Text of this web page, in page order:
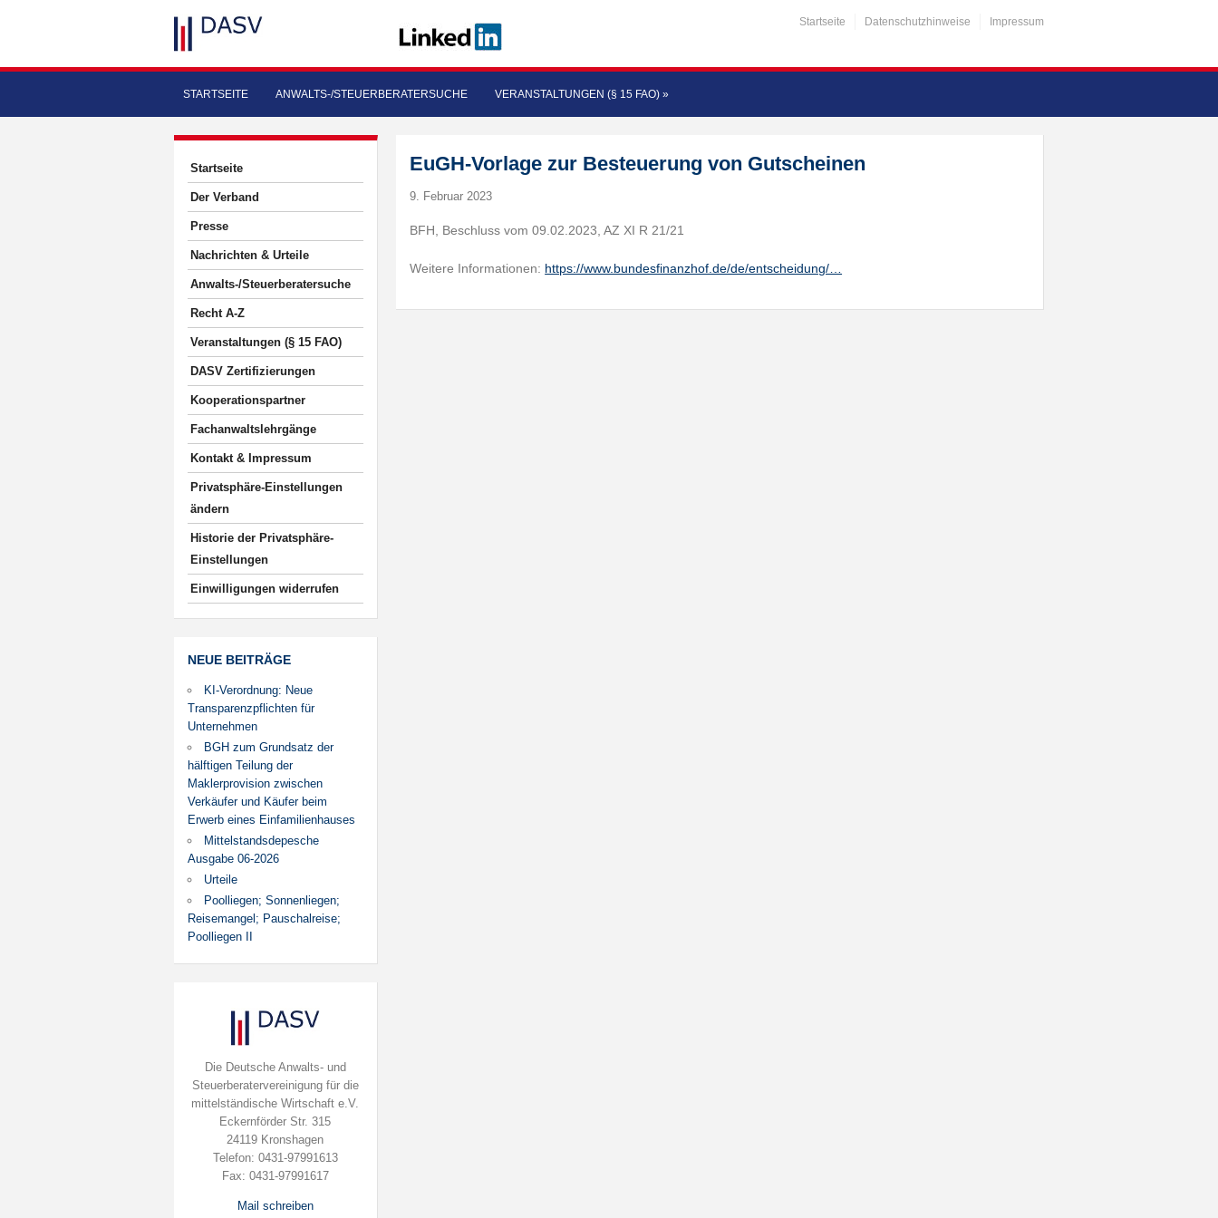
Startseite Datenschutzhinweise Impressum
STARTSEITE ANWALTS-/STEUERBERATERSUCHE VERANSTALTUNGEN (§ 15 FAO) »
Startseite
Der Verband
Presse
Nachrichten & Urteile
Anwalts-/Steuerberatersuche
Recht A-Z
Veranstaltungen (§ 15 FAO)
DASV Zertifizierungen
Kooperationspartner
Fachanwaltslehrgänge
Kontakt & Impressum
Privatsphäre-Einstellungen
ändern
Historie der Privatsphäre-
Einstellungen
Einwilligungen widerrufen
NEUE BEITRÄGE
KI-Verordnung: Neue
Transparenzpflichten für
Unternehmen
BGH zum Grundsatz der
hälftigen Teilung der
Maklerprovision zwischen
Verkäufer und Käufer beim
Erwerb eines Einfamilienhauses
Mittelstandsdepesche
Ausgabe 06-2026
Urteile
Poolliegen; Sonnenliegen;
Reisemangel; Pauschalreise;
Poolliegen II
Die Deutsche Anwalts- und
Steuerberatervereinigung für die
mittelständische Wirtschaft e.V.
Eckernförder Str. 315
24119 Kronshagen
Telefon: 0431-97991613
Fax: 0431-97991617
Mail schreiben
EuGH-Vorlage zur Besteuerung von Gutscheinen
9. Februar 2023
BFH, Beschluss vom 09.02.2023, AZ XI R 21/21
Weitere Informationen: https://www.bundesfinanzhof.de/de/entscheidung/…